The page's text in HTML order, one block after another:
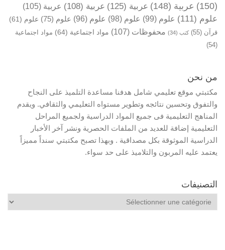
(150)
عربية (148) عربية (125) عربية (108) عربية (105)
علوم (111) علوم (99) علوم (98) علوم (96) علوم (75) علوم (61)
قرآن (55) كتب (34) محفوظات (107) مواد اجتماعية (64)
مواد اجتماعية
(54)
من نحن
مكتبتي موقع تعليمي شامل هدفنا مساعدة التلميذ على النجاح
والتفوق وتحسين نتائجه وتطوير مستواه التعليمي والثقافي. ويقدم
المناهج التعليمية فى جميع المواد الدراسية ولجميع المراحل
التعليمية إضافة للعديد من الملفات الحصرية ونشر آخر الأخبار
الدراسية الموثوقة بكل مصداقية . وبهذا تصبح مكتبتي سنداً مميزاً
يعتمد عليه المربون والتلاميذ على حد سواء.
التصنيفات
التصنيفات